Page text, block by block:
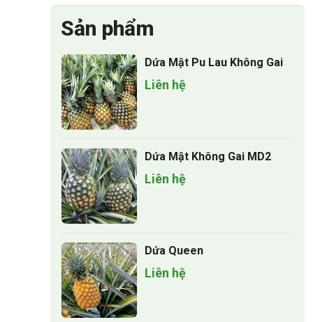
Sản phẩm
Dứa Mật Pu Lau Không Gai
Liên hệ
Dứa Mật Không Gai MD2
Liên hệ
Dứa Queen
Liên hệ